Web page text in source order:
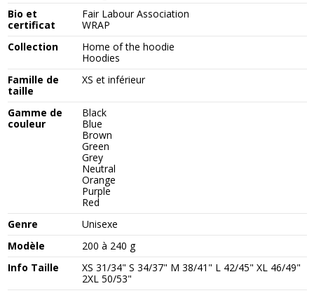
Bio et
certificat
Fair Labour Association
WRAP
Collection
Home of the hoodie
Hoodies
Famille de
taille
XS et inférieur
Gamme de
couleur
Black
Blue
Brown
Green
Grey
Neutral
Orange
Purple
Red
Genre
Unisexe
Modèle
200 à 240 g
Info Taille
XS 31/34" S 34/37" M 38/41" L 42/45" XL 46/49"
2XL 50/53"